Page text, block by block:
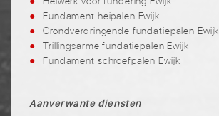
Fundament heipalen Ewijk
Grondverdringende fundatiepalen Ewijk
Trillingsarme fundatiepalen Ewijk
Fundament schroefpalen Ewijk
Aanverwante diensten